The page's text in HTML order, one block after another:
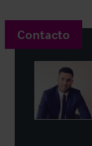
Contacto